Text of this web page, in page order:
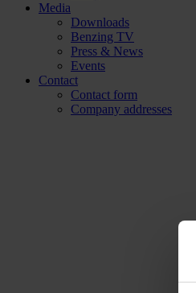
Media
Downloads
Benzing TV
Press & News
Events
Contact
Contact form
Company addresses